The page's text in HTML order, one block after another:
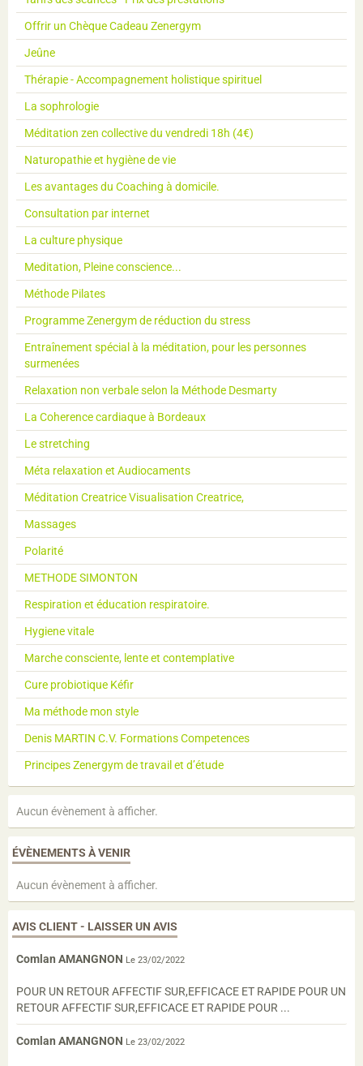
Offrir un Chèque Cadeau Zenergym
Jeûne
Thérapie - Accompagnement holistique spirituel
La sophrologie
Méditation zen collective du vendredi 18h (4€)
Naturopathie et hygiène de vie
Les avantages du Coaching à domicile.
Consultation par internet
La culture physique
Meditation, Pleine conscience...
Méthode Pilates
Programme Zenergym de réduction du stress
Entraînement spécial à la méditation, pour les personnes
surmenées
Relaxation non verbale selon la Méthode Desmarty
La Coherence cardiaque à Bordeaux
Le stretching
Méta relaxation et Audiocaments
Méditation Creatrice Visualisation Creatrice,
Massages
Polarité
METHODE SIMONTON
Respiration et éducation respiratoire.
Hygiene vitale
Marche consciente, lente et contemplative
Cure probiotique Kéfir
Ma méthode mon style
Denis MARTIN C.V. Formations Competences
Principes Zenergym de travail et d’étude
Aucun évènement à afficher.
ÉVÈNEMENTS À VENIR
Aucun évènement à afficher.
AVIS CLIENT - LAISSER UN AVIS
Comlan AMANGNON Le 23/02/2022
POUR UN RETOUR AFFECTIF SUR,EFFICACE ET RAPIDE POUR UN
RETOUR AFFECTIF SUR,EFFICACE ET RAPIDE POUR ...
Comlan AMANGNON Le 23/02/2022